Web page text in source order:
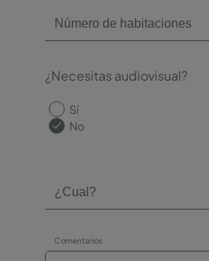
¿Necesitas audiovisual?
Sí
No
Comentarios